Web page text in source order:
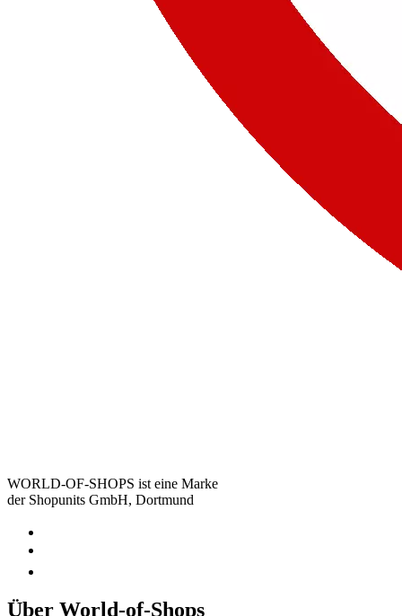
WORLD-OF-SHOPS ist eine Marke
der Shopunits GmbH, Dortmund
Über World-of-Shops